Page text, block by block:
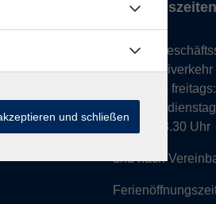
Öffnungszeiten
Unsere
den
montags -
montags,
14.00 - 18.30 Uhr
und nach
und schließen